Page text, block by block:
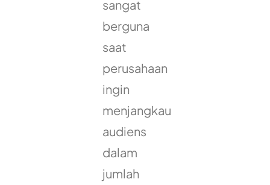
sangat
berguna
saat
perusahaan
ingin
menjangkau
audiens
dalam
jumlah